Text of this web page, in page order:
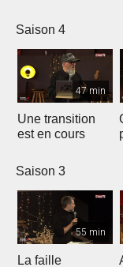
Saison 4
47 min
Une transition
est en cours
Saison 3
55 min
La faille